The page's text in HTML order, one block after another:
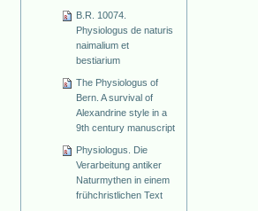
B.R. 10074.
Physiologus de naturis
naimalium et
bestiarium
The Physiologus of
Bern. A survival of
Alexandrine style in a
9th century manuscript
Physiologus. Die
Verarbeitung antiker
Naturmythen in einem
frühchristlichen Text